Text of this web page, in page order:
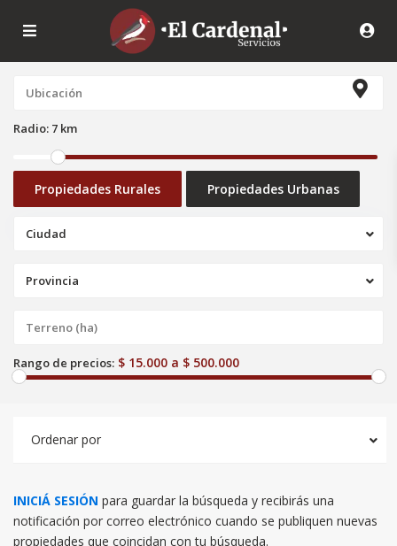
Radio: 7 km
Propiedades Rurales Propiedades Urbanas
Ciudad
Provincia
Rango de precios: $ 15.000 a $ 500.000
Ordenar por
INICIÁ SESIÓN para guardar la búsqueda y recibirás una
notificación por correo electrónico cuando se publiquen nuevas
propiedades que coincidan con tu búsqueda.